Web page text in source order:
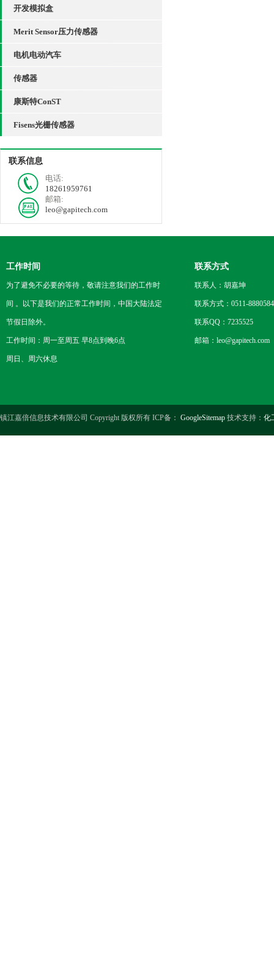
开发模拟盒
Merit Sensor压力传感器
电机电动汽车
传感器
康斯特ConST
Fisens光栅传感器
联系信息
电话:
18261959761
邮箱:
leo@gapitech.com
工作时间
为了避免不必要的等待，敬请注意我们的工作时
间 。以下是我们的正常工作时间，中国大陆法定
节假日除外。
工作时间：周一至周五 早8点到晚6点
周日、周六休息
联系方式
联系人：胡嘉坤
联系方式：0511-
联系QQ：7235525
邮箱：leo@gapitech.com
镇江嘉倍信息技术有限公司 Copyright 版权所有 ICP备： GoogleSitemap 技术支持： 化